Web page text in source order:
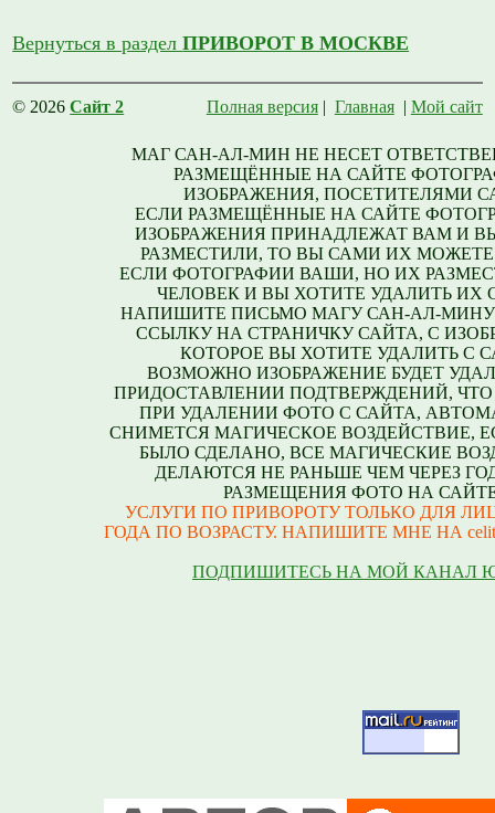
Вернуться в разделПРИВОРОТ В МОСКВЕ
© 2026Сайт 2 Полная версия| Главная| Мой сайт
МАГ САН-АЛ-МИН НЕ НЕСЕТ
РАЗМЕЩЁННЫЕ НА САЙТЕ
ИЗОБРАЖЕНИЯ, ПОСЕТИТЕЛЯМИ
ЕСЛИ РАЗМЕЩЁННЫЕ НА САЙТЕ
ИЗОБРАЖЕНИЯ ПРИНАДЛЕЖАТ ВАМ И
РАЗМЕСТИЛИ, ТО ВЫ САМИ ИХ МОЖЕТЕ
ЕСЛИ ФОТОГРАФИИ ВАШИ, НО ИХ
ЧЕЛОВЕК И ВЫ ХОТИТЕ УДАЛИТЬ ИХ
НАПИШИТЕ ПИСЬМО МАГУ САН-АЛ-
ССЫЛКУ НА СТРАНИЧКУ САЙТА, С
КОТОРОЕ ВЫ ХОТИТЕ УДАЛИТЬ С
ВОЗМОЖНО ИЗОБРАЖЕНИЕ БУДЕТ
ПРИДОСТАВЛЕНИИ ПОДТВЕРЖДЕНИЙ,
ПРИ УДАЛЕНИИ ФОТО С САЙТА,
СНИМЕТСЯ МАГИЧЕСКОЕ ВОЗДЕЙСТВИЕ,
БЫЛО СДЕЛАНО, ВСЕ МАГИЧЕСКИЕ
ДЕЛАЮТСЯ НЕ РАНЬШЕ ЧЕМ ЧЕРЕЗ
РАЗМЕЩЕНИЯ ФОТО НА
УСЛУГИ ПО ПРИВОРОТУ ТОЛЬКО ДЛЯ
ГОДА ПО ВОЗРАСТУ. НАПИШИТЕ МНЕ НА
ПОДПИШИТЕСЬ НА МОЙ КАНАЛ